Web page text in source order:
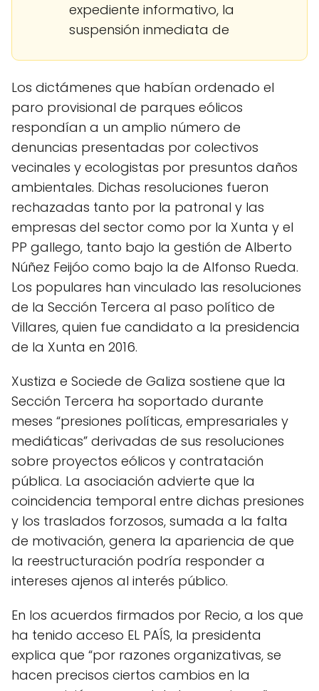
expediente informativo, la
suspensión inmediata de
Los dictámenes que habían ordenado el
paro provisional de parques eólicos
respondían a un amplio número de
denuncias presentadas por colectivos
vecinales y ecologistas por presuntos daños
ambientales. Dichas resoluciones fueron
rechazadas tanto por la patronal y las
empresas del sector como por la Xunta y el
PP gallego, tanto bajo la gestión de Alberto
Núñez Feijóo como bajo la de Alfonso Rueda.
Los populares han vinculado las resoluciones
de la Sección Tercera al paso político de
Villares, quien fue candidato a la presidencia
de la Xunta en 2016.
Xustiza e Sociede de Galiza sostiene que la
Sección Tercera ha soportado durante
meses “presiones políticas, empresariales y
mediáticas” derivadas de sus resoluciones
sobre proyectos eólicos y contratación
pública. La asociación advierte que la
coincidencia temporal entre dichas presiones
y los traslados forzosos, sumada a la falta
de motivación, genera la apariencia de que
la reestructuración podría responder a
intereses ajenos al interés público.
En los acuerdos firmados por Recio, a los que
ha tenido acceso EL PAÍS, la presidenta
explica que “por razones organizativas, se
hacen precisos ciertos cambios en la